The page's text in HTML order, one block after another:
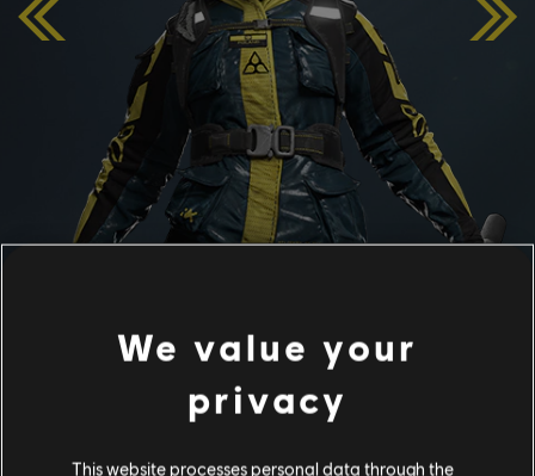
Su experiencia táctica, sus talentos sin precedentes en
We value your
privacy
This website processes personal data through the